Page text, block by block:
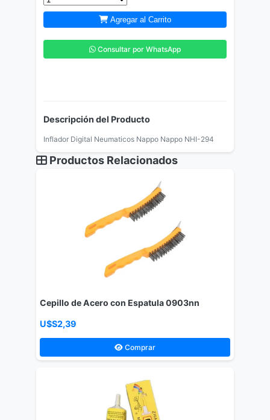
Agregar al Carrito
Consultar por WhatsApp
Descripción del Producto
Inflador Digital Neumaticos Nappo Nappo NHI-294
Productos Relacionados
Cepillo de Acero con Espatula 0903nn
U$S2,39
Comprar